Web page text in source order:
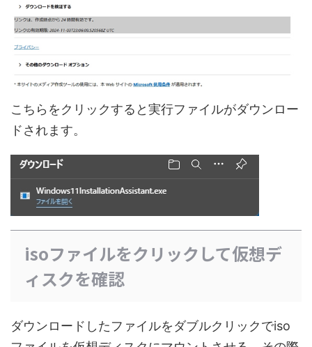
こちらをクリックすると実行ファイルがダウンロー
ドされます。
isoファイルをクリックして仮想デ
ィスクを確認
ダウンロードしたファイルをダブルクリックでiso